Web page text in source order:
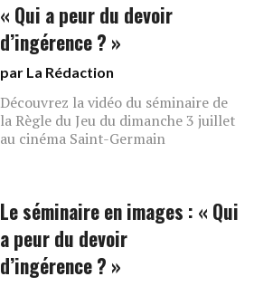
« Qui a peur du devoir
d’ingérence ? »
par La Rédaction
Découvrez la vidéo du séminaire de
la Règle du Jeu du dimanche 3 juillet
au cinéma Saint-Germain
Le séminaire en images : « Qui
a peur du devoir
d’ingérence ? »